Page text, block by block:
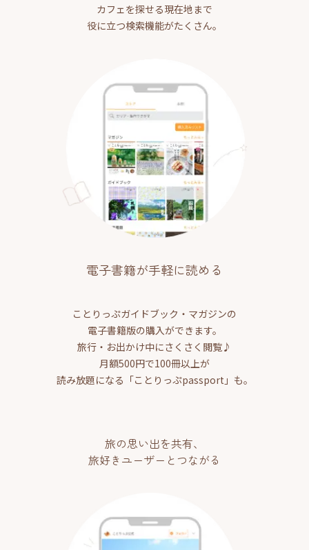
カフェを探せる現在地まで
役に立つ検索機能がたくさん。
電子書籍が手軽に読める
ことりっぷガイドブック・マガジンの
電子書籍版の購入ができます。
旅行・お出かけ中にさくさく閲覧♪
月額500円で100冊以上が
読み放題になる「ことりっぷpassport」も。
旅の思い出を共有、
旅好きユーザーとつながる